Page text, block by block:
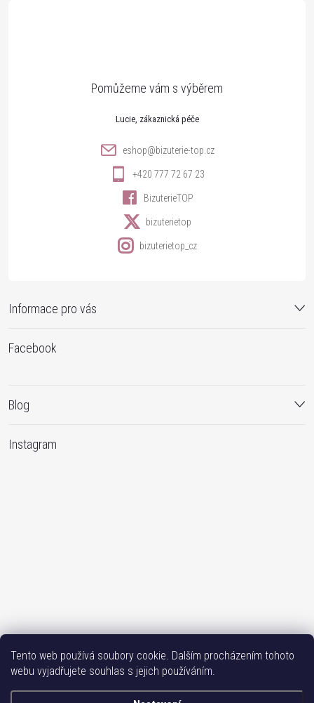
Tento web používá soubory cookie. Dalším procházením tohoto
webu vyjadřujete souhlas s jejich používáním.
Informace pro vás
Lucie
eshop@bizuterie-top.cz
+420 777 72 67 23
BizuterieTOP
bizuterietop
bizuterietop_cz
Facebook
Blog
Instagram